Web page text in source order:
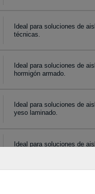
Ideal para soluciones de
técnicas.
Ideal para soluciones de
hormigón armado.
Ideal para soluciones de
yeso laminado.
Ideal para soluciones de
Ideal para soluciones de